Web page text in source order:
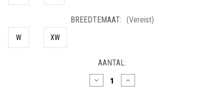
BREEDTEMAAT: (Vereist)
W XW
AANTAL:
Hoeveelheid
verlagen
Hoeveelheid
verhogen